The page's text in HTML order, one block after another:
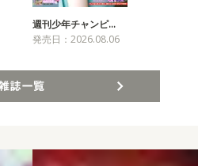
週刊少年チャンピ…
発売日：2026.08.06